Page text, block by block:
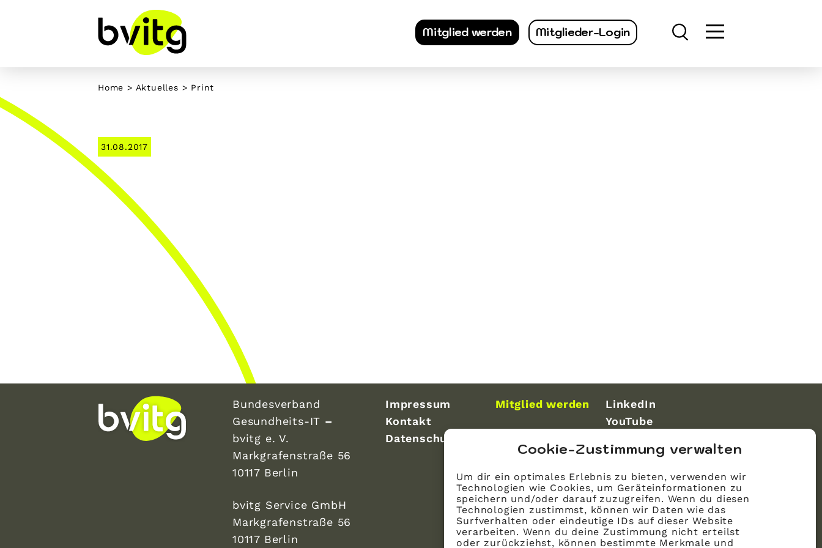
Cookie-Zustimmung verwalten
Um dir ein optimales Erlebnis zu bieten, verwenden wir
Technologien wie Cookies, um Geräteinformationen zu
speichern und/oder darauf zuzugreifen. Wenn du diesen
Technologien zustimmst, können wir Daten wie das
Surfverhalten oder eindeutige IDs auf dieser Website
verarbeiten. Wenn du deine Zustimmung nicht erteilst
oder zurückziehst, können bestimmte Merkmale und
Mitglied werden Mitglieder-Login
Home > Aktuelles > Print
31.08.2017
Bundesverband
Gesundheits-IT –
bvitg e. V.
Markgrafenstraße 56
10117 Berlin
bvitg Service GmbH
Markgrafenstraße 56
10117 Berlin
Impressum
Kontakt
Datenschutz
Mitglied werden
LinkedIn
YouTube